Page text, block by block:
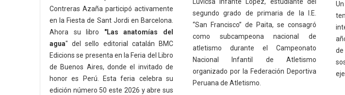
Contreras Azaña participó activamente
en la Fiesta de Sant Jordi en Barcelona.
Ahora su libro "Las anatomías del
agua" del sello editorial catalán BMC
Edicions se presenta en la Feria del Libro
de Buenos Aires, donde el invitado de
honor es Perú. Esta feria celebra su
edición número 50 este 2026 y abre sus
segundo grado de primaria de la I.E.
“San Francisco” de Paita, se consagró
como subcampeona nacional de
atletismo durante el Campeonato
Nacional Infantil de Atletismo
organizado por la Federación Deportiva
Peruana de Atletismo.